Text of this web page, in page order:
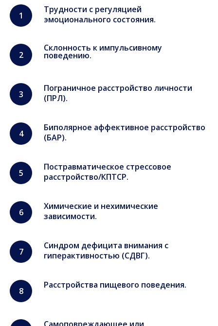
Трудности с регуляцией
эмоционального состояния.
Склонность к импульсивному
поведению.
Пограничное расстройство личности
(ПРЛ).
Биполярное аффективное расстройство
(БАР).
Постравматическое стрессовое
расстройство/КПТСР.
Химические и нехимические
зависимости.
Синдром дефицита внимания с
гиперактивностью (СДВГ).
Расстройства пищевого поведения.